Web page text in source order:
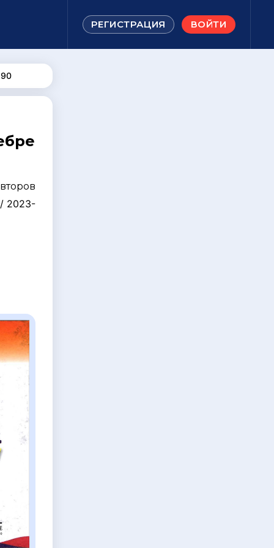
РЕГИСТРАЦИЯ ВОЙТИ
2023-